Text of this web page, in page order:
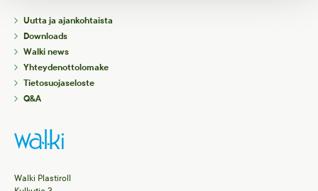
Uutta ja ajankohtaista
Downloads
Walki news
Yhteydenottolomake
Tietosuojaseloste
Q&A
Walki Plastiroll